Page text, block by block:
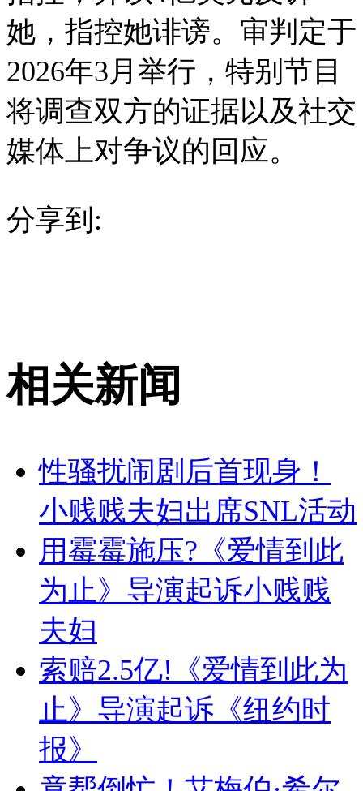
她，指控她诽谤。审判定于
2026年3月举行，特别节目
将调查双方的证据以及社交
媒体上对争议的回应。
分享到:
相关新闻
性骚扰闹剧后首现身！
小贱贱夫妇出席SNL活动
用霉霉施压?《爱情到此
为止》导演起诉小贱贱
夫妇
索赔2.5亿!《爱情到此为
止》导演起诉《纽约时
报》